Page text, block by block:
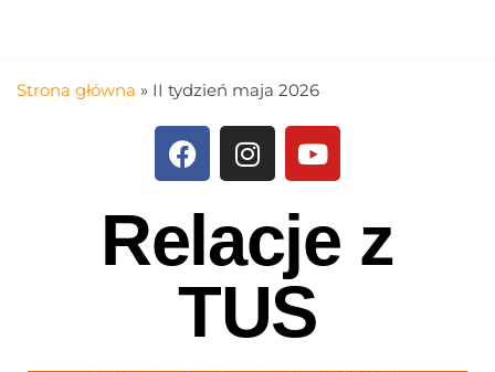
Strona główna » II tydzień maja 2026
Relacje z
TUS